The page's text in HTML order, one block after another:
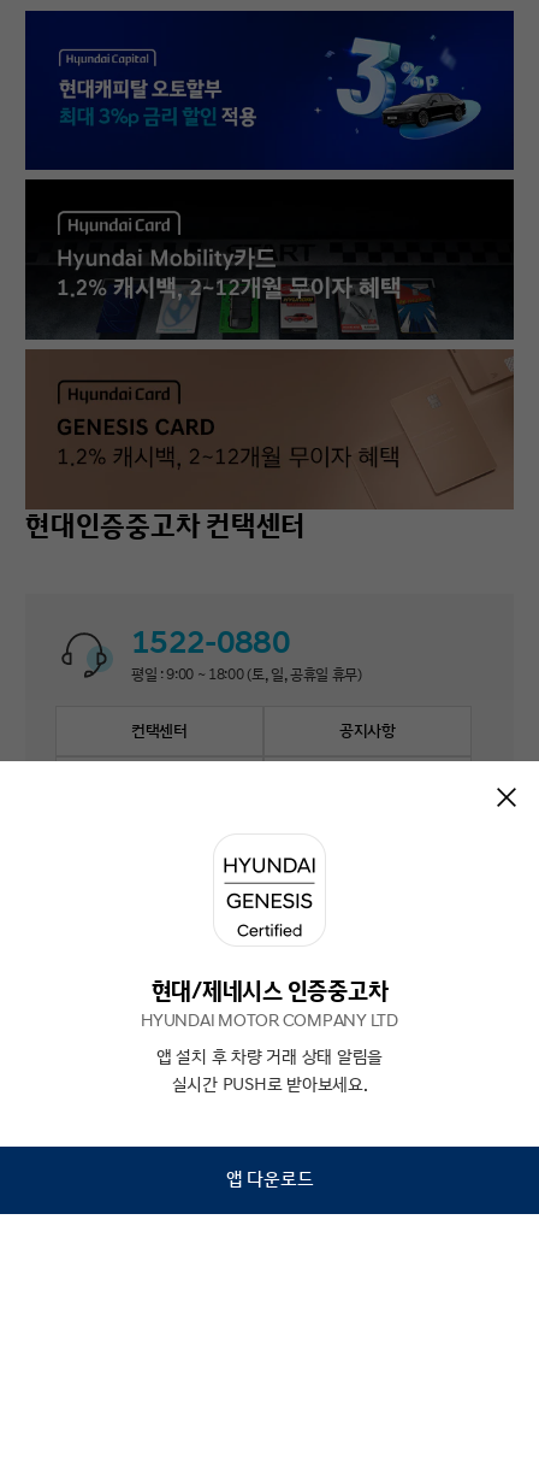
현대인증중고차 컨택센터
1522-0880
평일 : 9:00 ~ 18:00 (토, 일, 공휴일 휴무)
컨택센터 공지사항
검색
현대/제네시스 인증중고차
HYUNDAI MOTOR COMPANY LTD
앱 설치 후 차량 거래 상태 알림을
실시간 PUSH로 받아보세요.
앱 다운로드